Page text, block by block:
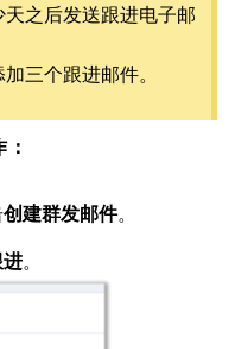
之后发送跟进电子邮
三个跟进邮件。
创建群发邮件。
进。